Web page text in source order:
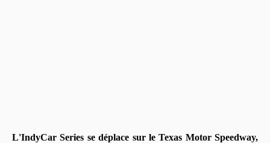
L'IndyCar Series se déplace sur le Texas Motor Speedway,